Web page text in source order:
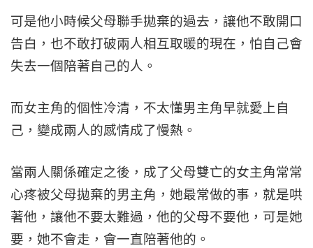
可是他小時候父母聯手拋棄的過去，讓他不敢開口
告白，也不敢打破兩人相互取暖的現在，怕自己會
失去一個陪著自己的人。
而女主角的個性冷清，不太懂男主角早就愛上自
己，變成兩人的感情成了慢熱。
當兩人關係確定之後，成了父母雙亡的女主角常常
心疼被父母拋棄的男主角，她最常做的事，就是哄
著他，讓他不要太難過，他的父母不要他，可是她
要，她不會走，會一直陪著他的。